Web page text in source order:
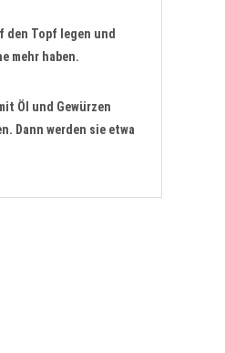
den Topf legen und
mehr haben.
Öl und Gewürzen
Dann werden sie etwa